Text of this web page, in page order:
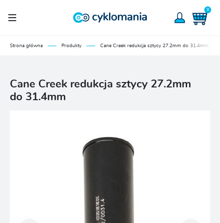
0
Strona główna Produkty Cane Creek redukcja sztycy 27.2mm do 31.4mm
Cane Creek redukcja sztycy 27.2mm
do 31.4mm